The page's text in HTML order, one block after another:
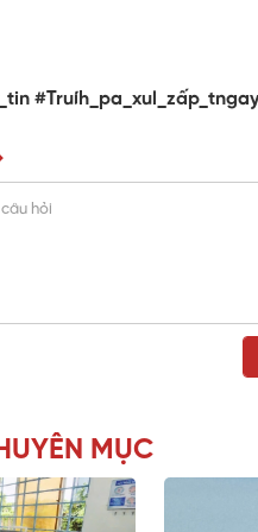
#Truíh_pa_xul_zấp_tngay
MỤC